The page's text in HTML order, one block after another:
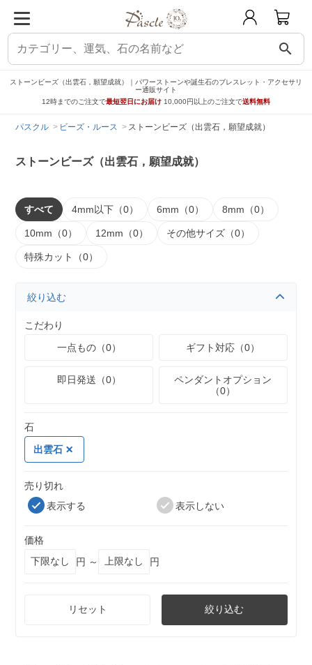
search
ストーンビーズ（出雲石，願望成就）｜パワーストーンや誕生石のブレスレット・アクセサリ
ー通販サイト
12時までのご注文で最短翌日にお届け 10,000円以上のご注文で送料無料
パスクル ビーズ・ルース ストーンビーズ（出雲石，願望成就）
ストーンビーズ（出雲石，願望成就）
すべて 4mm以下（0） 6mm（0） 8mm（0）
10mm（0） 12mm（0） その他サイズ（0）
特殊カット（0）
絞り込む
こだわり
一点もの（0）
ギフト対応（0）
即日発送（0）
ペンダントオプション
（0）
石
出雲石
売り切れ
表示する
表示しない
価格
円 ～
円
リセット 絞り込む